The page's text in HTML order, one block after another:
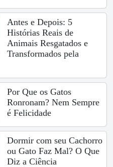
Antes e Depois: 5
Histórias Reais de
Animais Resgatados e
Transformados pela
Por Que os Gatos
Ronronam? Nem Sempre
é Felicidade
Dormir com seu Cachorro
ou Gato Faz Mal? O Que
Diz a Ciência